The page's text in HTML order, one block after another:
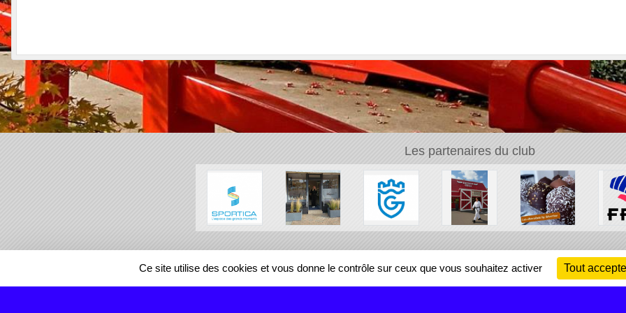
Les partenaires du club
REGIONS
Ce site utilise des cookies et vous donne le contrôle sur ceux que vous souhaitez activer Tout